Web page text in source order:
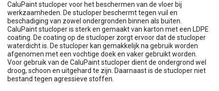
CaluPaint stucloper voor het beschermen van de vloer bij
werkzaamheden. De stucloper beschermt tegen vuil en
beschadiging van zowel ondergronden binnen als buiten.
CaluPaint stucloper is sterk en gemaakt van karton met een LDPE
coating. De coating op de stucloper zorgt ervoor dat de stucloper
waterdicht is. De stucloper kan gemakkelijk na gebruik worden
afgenomen met een vochtige doek en vaker gebruikt worden.
Voor gebruik van de CaluPaint stucloper dient de ondergrond wel
droog, schoon en uitgehard te zijn. Daarnaast is de stucloper niet
bestand tegen agressieve stoffen.